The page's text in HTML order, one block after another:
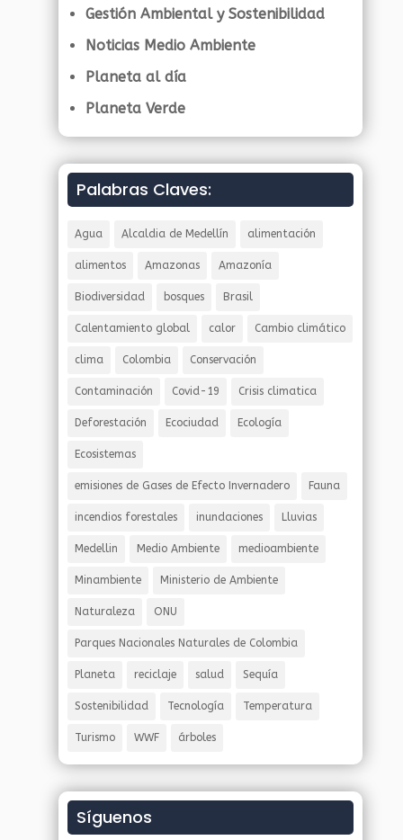
Gestión Ambiental y Sostenibilidad
Noticias Medio Ambiente
Planeta al día
Planeta Verde
Palabras Claves:
Agua Alcaldia de Medellín alimentación
alimentos Amazonas Amazonía
Biodiversidad bosques Brasil
Calentamiento global calor Cambio climático
clima Colombia Conservación
Contaminación Covid-19 Crisis climatica
Deforestación Ecociudad Ecología
Ecosistemas
emisiones de Gases de Efecto Invernadero Fauna
incendios forestales inundaciones Lluvias
Medellin Medio Ambiente medioambiente
Minambiente Ministerio de Ambiente
Naturaleza ONU
Parques Nacionales Naturales de Colombia
Planeta reciclaje salud Sequía
Sostenibilidad Tecnología Temperatura
Turismo WWF árboles
Síguenos